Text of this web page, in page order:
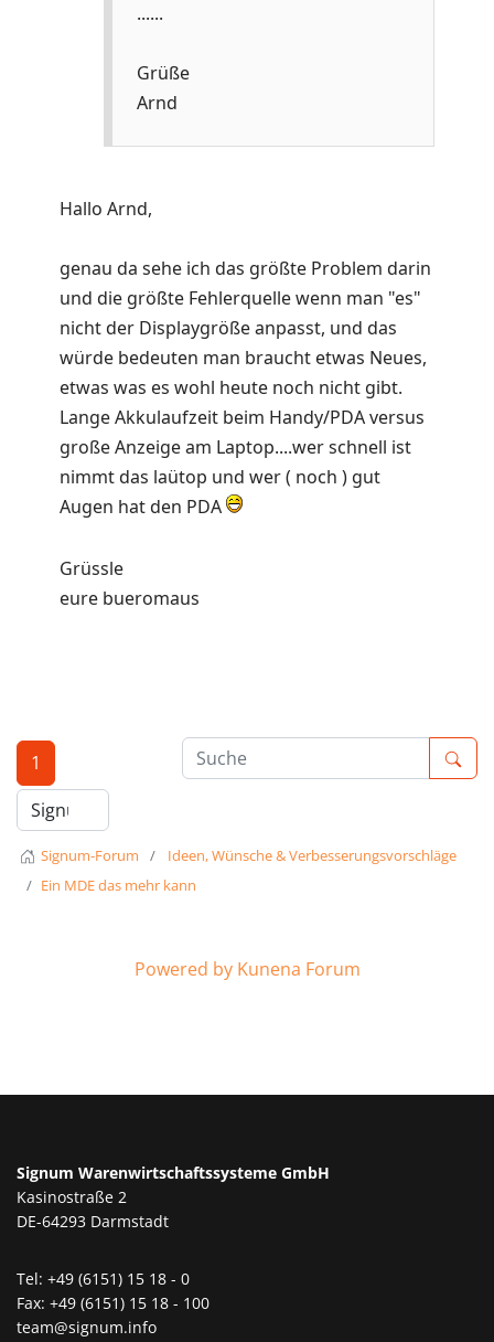
......
Grüße
Arnd
Hallo Arnd,
genau da sehe ich das größte Problem darin
und die größte Fehlerquelle wenn man "es"
nicht der Displaygröße anpasst, und das
würde bedeuten man braucht etwas Neues,
etwas was es wohl heute noch nicht gibt.
Lange Akkulaufzeit beim Handy/PDA versus
große Anzeige am Laptop....wer schnell ist
nimmt das laütop und wer ( noch ) gut
Augen hat den PDA
Grüssle
eure bueromaus
1
Signum-Forum
Ideen, Wünsche & Verbesserungsvorschläge
Ein MDE das mehr kann
Powered by Kunena Forum
Signum Warenwirtschaftssysteme GmbH
Kasinostraße 2
DE-64293 Darmstadt
Tel: +49 (6151) 15 18 - 0
Fax: +49 (6151) 15 18 - 100
team@signum.info